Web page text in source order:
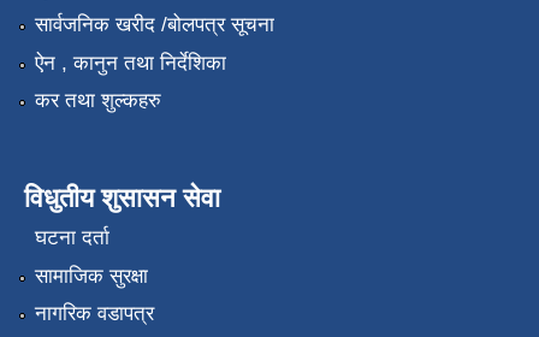
सार्वजनिक खरीद /बोलपत्र सूचना
ऐन , कानुन तथा निर्देशिका
कर तथा शुल्कहरु
विधुतीय शुसासन सेवा
घटना दर्ता
सामाजिक सुरक्षा
नागरिक वडापत्र